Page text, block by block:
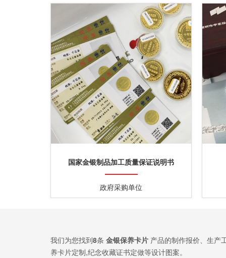
国家金银制品加工质量保证说明书
政府采购单位
我们为您找到8条 金银保养卡片 产品的制作报价、生产
养卡片定制,纪念收藏证书定做等设计图案。